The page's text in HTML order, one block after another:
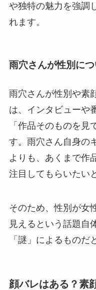
や独特の魅力を強調
れます。
雨穴さんが性別に
雨穴さんが性別や素
は、インタビューや
「作品そのものを見
す。雨穴さん自身の
よりも、あくまで作
注目してもらいたい
そのため、性別が女
見えるという話題自
「謎」によるものだ
顔バレはある？素